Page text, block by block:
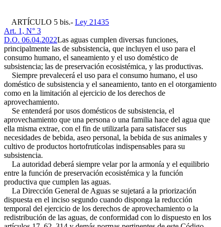
ARTÍCULO 5 bis.- Ley 21435
Art. 1, N° 3
D.O. 06.04.2022Las aguas cumplen diversas funciones,
principalmente las de subsistencia, que incluyen el uso para el
consumo humano, el saneamiento y el uso doméstico de
subsistencia; las de preservación ecosistémica, y las productivas.
Siempre prevalecerá el uso para el consumo humano, el uso
doméstico de subsistencia y el saneamiento, tanto en el otorgamiento
como en la limitación al ejercicio de los derechos de
aprovechamiento.
Se entenderá por usos domésticos de subsistencia, el
aprovechamiento que una persona o una familia hace del agua que
ella misma extrae, con el fin de utilizarla para satisfacer sus
necesidades de bebida, aseo personal, la bebida de sus animales y
cultivo de productos hortofrutícolas indispensables para su
subsistencia.
La autoridad deberá siempre velar por la armonía y el equilibrio
entre la función de preservación ecosistémica y la función
productiva que cumplen las aguas.
La Dirección General de Aguas se sujetará a la priorización
dispuesta en el inciso segundo cuando disponga la reducción
temporal del ejercicio de los derechos de aprovechamiento o la
redistribución de las aguas, de conformidad con lo dispuesto en los